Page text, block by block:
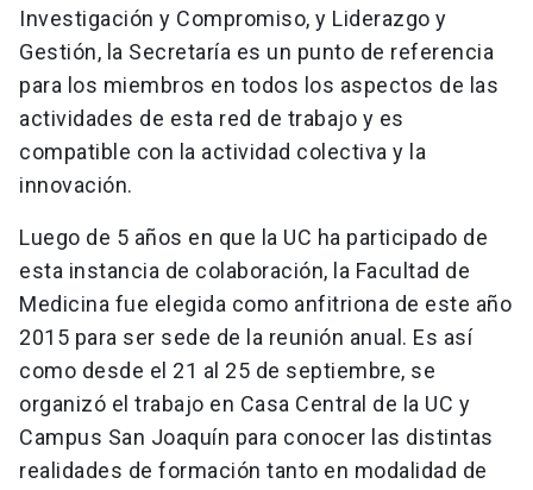
Investigación y Compromiso, y Liderazgo y
Gestión, la Secretaría es un punto de referencia
para los miembros en todos los aspectos de las
actividades de esta red de trabajo y es
compatible con la actividad colectiva y la
innovación.
Luego de 5 años en que la UC ha participado de
esta instancia de colaboración, la Facultad de
Medicina fue elegida como anfitriona de este año
2015 para ser sede de la reunión anual. Es así
como desde el 21 al 25 de septiembre, se
organizó el trabajo en Casa Central de la UC y
Campus San Joaquín para conocer las distintas
realidades de formación tanto en modalidad de